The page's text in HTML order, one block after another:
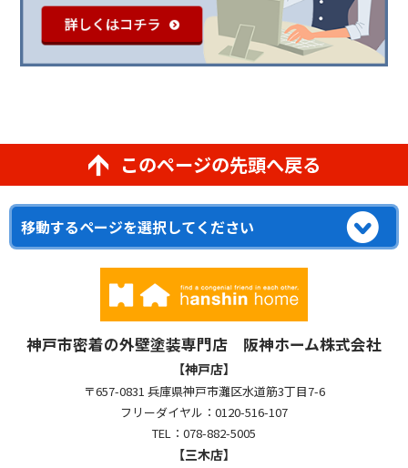
このページの先頭へ戻る
神戸市密着の外壁塗装専門店 阪神ホーム株式会社
【神戸店】
〒657-0831 兵庫県神戸市灘区水道筋3丁目7-6
フリーダイヤル：0120-516-107
TEL：078-882-5005
【三木店】